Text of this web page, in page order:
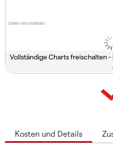
Daten sind indikativ
Vollständige Charts freischalten -
Kosten und Details